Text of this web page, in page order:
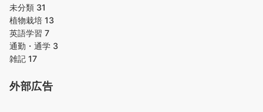
未分類 31
植物栽培 13
英語学習 7
通勤・通学 3
雑記 17
外部広告